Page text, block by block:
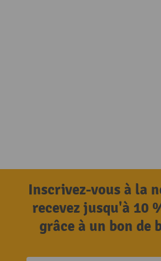
Inscrivez-vous à la
recevez jusqu'à 10
grâce à un bon de